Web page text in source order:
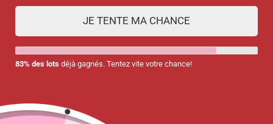
JE TENTE MA CHANCE
83% des lots déjà gagnés. Tentez vite votre chance!